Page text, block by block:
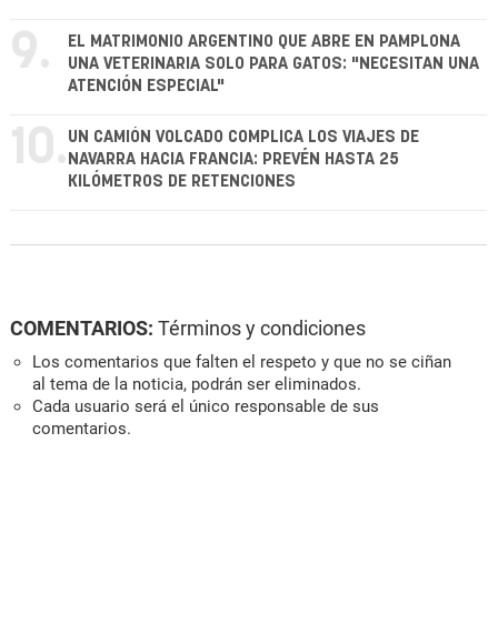
9.
EL MATRIMONIO ARGENTINO QUE ABRE EN PAMPLONA
UNA VETERINARIA SOLO PARA GATOS: "NECESITAN UNA
ATENCIÓN ESPECIAL"
10. UN CAMIÓN VOLCADO COMPLICA LOS VIAJES DE
NAVARRA HACIA FRANCIA: PREVÉN HASTA 25
KILÓMETROS DE RETENCIONES
COMENTARIOS: Términos y condiciones
Los comentarios que falten el respeto y que no se ciñan
al tema de la noticia, podrán ser eliminados.
Cada usuario será el único responsable de sus
comentarios.